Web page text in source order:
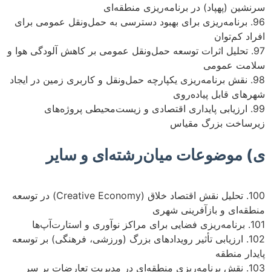
سرنشین (پهپاد) در برنامه‌ریزی منطقه‌ای
96. برنامه‌ریزی برای بهبود دسترسی به حمل‌ونقل عمومی برای
افراد کم‌توان
97. تحلیل اثرات توسعه حمل‌ونقل عمومی بر کاهش آلودگی هوا و
سلامت عمومی
98. نقش برنامه‌ریزی یکپارچه حمل‌ونقل و کاربری زمین در ایجاد
شهرهای قابل پیاده‌روی
99. ارزیابی پایداری اقتصادی و زیست‌محیطی پروژه‌های
زیرساخت بزرگ مقیاس
ی) موضوعات میان‌رشته‌ای و سایر
100. تحلیل نقش اقتصاد خلاق (Creative Economy) در توسعه
منطقه‌ای و بازآفرینی شهری
101. برنامه‌ریزی فضایی برای مراکز نوآوری و استارت‌آپ‌ها
102. ارزیابی تأثیر رویدادهای بزرگ (ورزشی، فرهنگی) بر توسعه
پایدار منطقه
103. نقش برنامه‌ریزی منطقه‌ای در مدیریت تعارضات بر سر